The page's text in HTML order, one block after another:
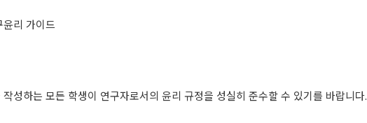
리 가이드
성하는 모든 학생이 연구자로서의 윤리 규정을 성실히 준수할 수 있기를 바랍니다.